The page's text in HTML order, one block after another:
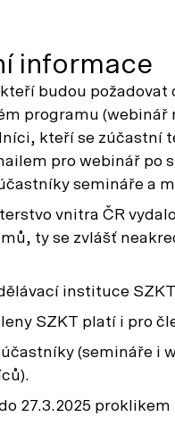
informace
budou
programu
kteří se zúčastní
pro webinář po
semináře a
vnitra ČR
ty se zvlášť
instituce
SZKT platí i pro
(semináře i
27.3.2025